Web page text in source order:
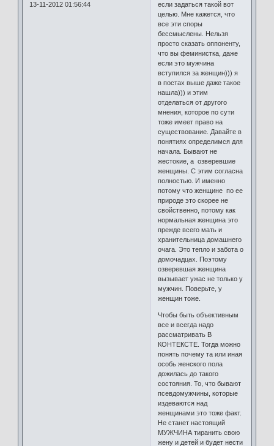
13-11-2012 01:56:44
если задаться такой вот
целью. Мне кажется, что
все эти споры
бессмыслены. Нельзя
просто сказать оппоненту,
что вы феминистка, даже
если это мужчина
вступился за женщин))) я
в постах выше даже такое
нашла))) и этим
отделаться от другого
мнения, которое по сути
тоже имеет право на
существование. Давайте в
понятиях определимся для
начала. Бывают не
жестокие, а озверевшие
женщины. С этим согласна
полностью. И именно
потому что женщине по ее
природе это скорее не
свойственно, потому как
нормальная женщина это
прежде всего мать и
хранительница домашнего
очага. Это тепло и забота о
домочадцах. Поэтому
озверевшая женщина
вызывает ужас не только у
мужчин. Поверьте, у
женщин тоже.
Чтобы быть объективным
все и всегда надо
рассматривать В
КОНТЕКСТЕ. Тогда можно
понять почему та или иная
особь женского пола
дожилась до такого
состояния. То, что бывают
псевдомужчины, которые
издеваются над
женщинами это тоже факт.
Не станет настоящий
МУЖЧИНА тиранить свою
жену и детей и будет нести